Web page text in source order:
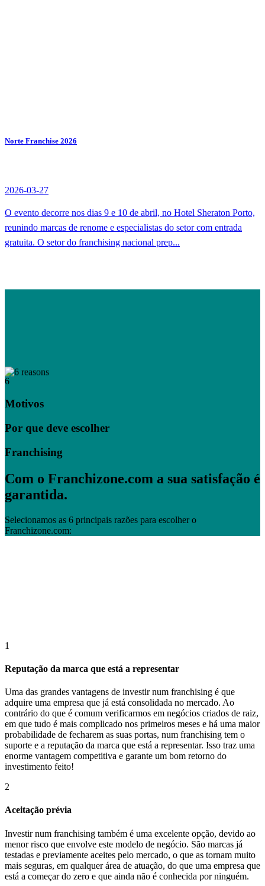
Norte Franchise 2026
2026-03-27
O evento decorre nos dias 9 e 10 de abril, no Hotel Sheraton Porto,
reunindo marcas de renome e especialistas do setor com entrada
gratuita. O setor do franchising nacional prep...
6
Motivos
Por que deve escolher
Franchising
Com o Franchizone.com a sua satisfação é
garantida.
Selecionamos as 6 principais razões para escolher o
Franchizone.com:
1
Reputação da marca que está a representar
Uma das grandes vantagens de investir num franchising é que
adquire uma empresa que já está consolidada no mercado. Ao
contrário do que é comum verificarmos em negócios criados de raiz,
em que tudo é mais complicado nos primeiros meses e há uma maior
probabilidade de fecharem as suas portas, num franchising tem o
suporte e a reputação da marca que está a representar. Isso traz uma
enorme vantagem competitiva e garante um bom retorno do
investimento feito!
2
Aceitação prévia
Investir num franchising também é uma excelente opção, devido ao
menor risco que envolve este modelo de negócio. São marcas já
testadas e previamente aceites pelo mercado, o que as tornam muito
mais seguras, em qualquer área de atuação, do que uma empresa que
está a começar do zero e que ainda não é conhecida por ninguém.